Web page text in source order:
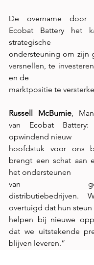
De overname door
Ecobat Battery het
strategische
ondersteuning om zijn
versnellen, te
en de
marktpositie te
Russell McBurnie,
van Ecobat
opwindend nieuw
hoofdstuk voor ons
brengt een schat aan
het ondersteunen
van
distributiebedrijven.
overtuigd dat hun steun
helpen bij nieuwe
dat we uitstekende
blijven leveren.”